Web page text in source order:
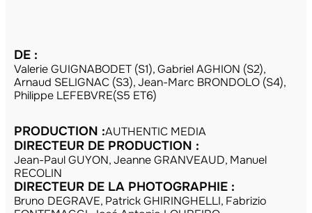
DE :
Valerie GUIGNABODET (S1), Gabriel AGHION (S2),
Arnaud SELIGNAC (S3), Jean-Marc BRONDOLO (S4),
Philippe LEFEBVRE(S5 ET6)
PRODUCTION :AUTHENTIC MEDIA
DIRECTEUR DE PRODUCTION :
Jean-Paul GUYON, Jeanne GRANVEAUD, Manuel
RECOLIN
DIRECTEUR DE LA PHOTOGRAPHIE :
Bruno DEGRAVE, Patrick GHIRINGHELLI, Fabrizio